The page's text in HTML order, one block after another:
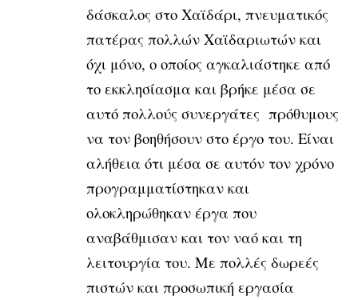
δάσκαλος στο Χαϊδάρι, πνευματικός
πατέρας πολλών Χαϊδαριωτών και
όχι μόνο, ο οποίος αγκαλιάστηκε από
το εκκλησίασμα και βρήκε μέσα σε
αυτό πολλούς συνεργάτες πρόθυμους
να τον βοηθήσουν στο έργο του. Είναι
αλήθεια ότι μέσα σε αυτόν τον χρόνο
προγραμματίστηκαν και
ολοκληρώθηκαν έργα που
αναβάθμισαν και τον ναό και τη
λειτουργία του. Με πολλές δωρεές
πιστών και προσωπική εργασία